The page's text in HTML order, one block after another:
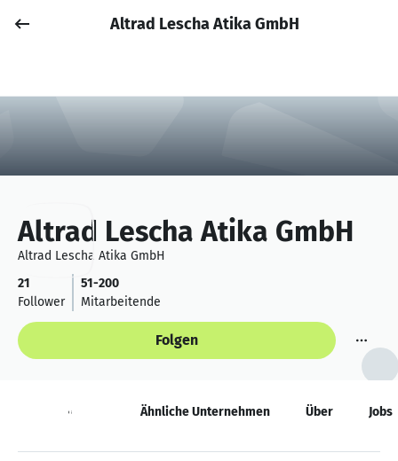
Anmelden
Altrad Lescha Atika GmbH
Altrad Lescha Atika GmbH
Altrad Lescha Atika GmbH
21
Follower
51-200
Mitarbeitende
Folgen
Neuigkeiten Ähnliche Unternehmen Über Jobs